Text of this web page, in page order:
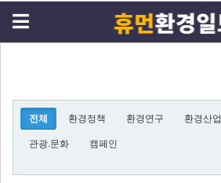
전체 환경정책 환경연구 환경산업
관광.문화 캠페인